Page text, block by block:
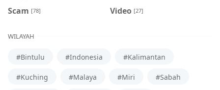
Scam [78] Video [27]
WILAYAH
#Bintulu #Indonesia #Kalimantan
#Kuching #Malaya #Miri #Sabah